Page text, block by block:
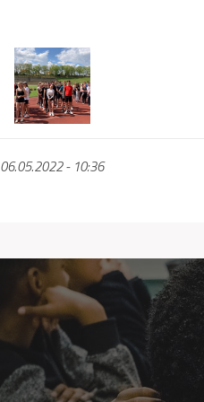
06.05.2022 - 10:36